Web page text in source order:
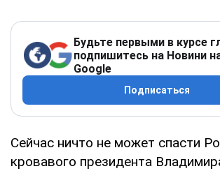
Будьте первыми в курсе
подпишитесь на Новини
Google
Подписаться
Сейчас ничто не может спасти
кровавого президента